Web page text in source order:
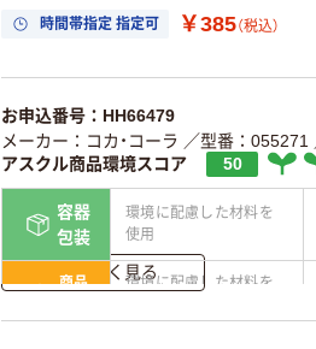
時間帯指定 指定可 ￥385（税込）
お申込番号：HH66479
メーカー：コカ・コーラ ／型番：055271
アスクル商品環境スコア
50
容器
包装
環境に配慮した材料を
使用
商品
環境に配慮した材料を
詳しく見る